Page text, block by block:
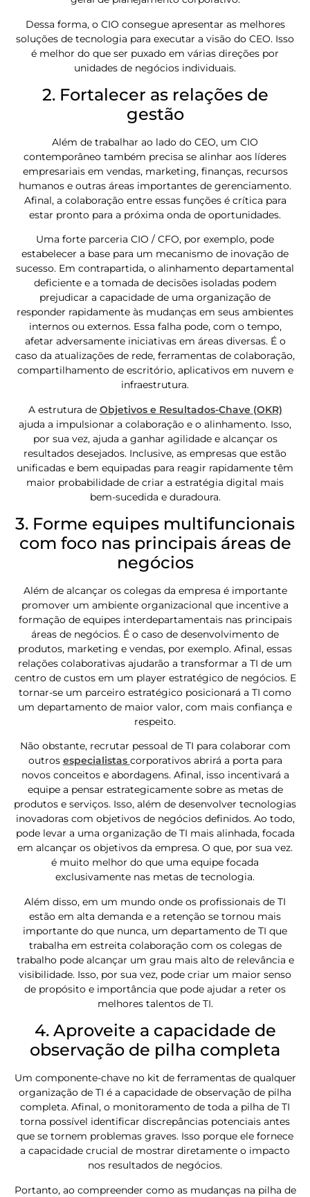
Dessa forma, o CIO consegue apresentar as melhores
soluções de tecnologia para executar a visão do CEO. Isso
é melhor do que ser puxado em várias direções por
unidades de negócios individuais.
2. Fortalecer as relações de
gestão
Além de trabalhar ao lado do CEO, um CIO
contemporâneo também precisa se alinhar aos líderes
empresariais em vendas, marketing, finanças, recursos
humanos e outras áreas importantes de gerenciamento.
Afinal, a colaboração entre essas funções é crítica para
estar pronto para a próxima onda de oportunidades.
Uma forte parceria CIO / CFO, por exemplo, pode
estabelecer a base para um mecanismo de inovação de
sucesso. Em contrapartida, o alinhamento departamental
deficiente e a tomada de decisões isoladas podem
prejudicar a capacidade de uma organização de
responder rapidamente às mudanças em seus ambientes
internos ou externos. Essa falha pode, com o tempo,
afetar adversamente iniciativas em áreas diversas. É o
caso da atualizações de rede, ferramentas de colaboração,
compartilhamento de escritório, aplicativos em nuvem e
infraestrutura.
A estrutura de Objetivos e Resultados-Chave (OKR)
ajuda a impulsionar a colaboração e o alinhamento. Isso,
por sua vez, ajuda a ganhar agilidade e alcançar os
resultados desejados. Inclusive, as empresas que estão
unificadas e bem equipadas para reagir rapidamente têm
maior probabilidade de criar a estratégia digital mais
bem-sucedida e duradoura.
3. Forme equipes multifuncionais
com foco nas principais áreas de
negócios
Além de alcançar os colegas da empresa é importante
promover um ambiente organizacional que incentive a
formação de equipes interdepartamentais nas principais
áreas de negócios. É o caso de desenvolvimento de
produtos, marketing e vendas, por exemplo. Afinal, essas
relações colaborativas ajudarão a transformar a TI de um
centro de custos em um player estratégico de negócios. E
tornar-se um parceiro estratégico posicionará a TI como
um departamento de maior valor, com mais confiança e
respeito.
Não obstante, recrutar pessoal de TI para colaborar com
outros especialistas corporativos abrirá a porta para
novos conceitos e abordagens. Afinal, isso incentivará a
equipe a pensar estrategicamente sobre as metas de
produtos e serviços. Isso, além de desenvolver tecnologias
inovadoras com objetivos de negócios definidos. Ao todo,
pode levar a uma organização de TI mais alinhada, focada
em alcançar os objetivos da empresa. O que, por sua vez.
é muito melhor do que uma equipe focada
exclusivamente nas metas de tecnologia.
Além disso, em um mundo onde os profissionais de TI
estão em alta demanda e a retenção se tornou mais
importante do que nunca, um departamento de TI que
trabalha em estreita colaboração com os colegas de
trabalho pode alcançar um grau mais alto de relevância e
visibilidade. Isso, por sua vez, pode criar um maior senso
de propósito e importância que pode ajudar a reter os
melhores talentos de TI.
4. Aproveite a capacidade de
observação de pilha completa
Um componente-chave no kit de ferramentas de qualquer
organização de TI é a capacidade de observação de pilha
completa. Afinal, o monitoramento de toda a pilha de TI
torna possível identificar discrepâncias potenciais antes
que se tornem problemas graves. Isso porque ele fornece
a capacidade crucial de mostrar diretamente o impacto
nos resultados de negócios.
Portanto, ao compreender como as mudanças na pilha de